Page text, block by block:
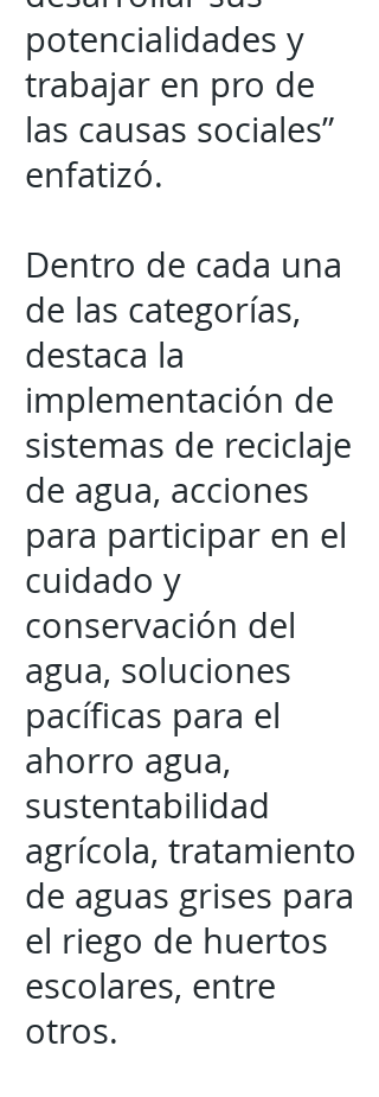
potencialidades y
trabajar en pro de
las causas sociales”
enfatizó.
Dentro de cada una
de las categorías,
destaca la
implementación de
sistemas de reciclaje
de agua, acciones
para participar en el
cuidado y
conservación del
agua, soluciones
pacíficas para el
ahorro agua,
sustentabilidad
agrícola, tratamiento
de aguas grises para
el riego de huertos
escolares, entre
otros.